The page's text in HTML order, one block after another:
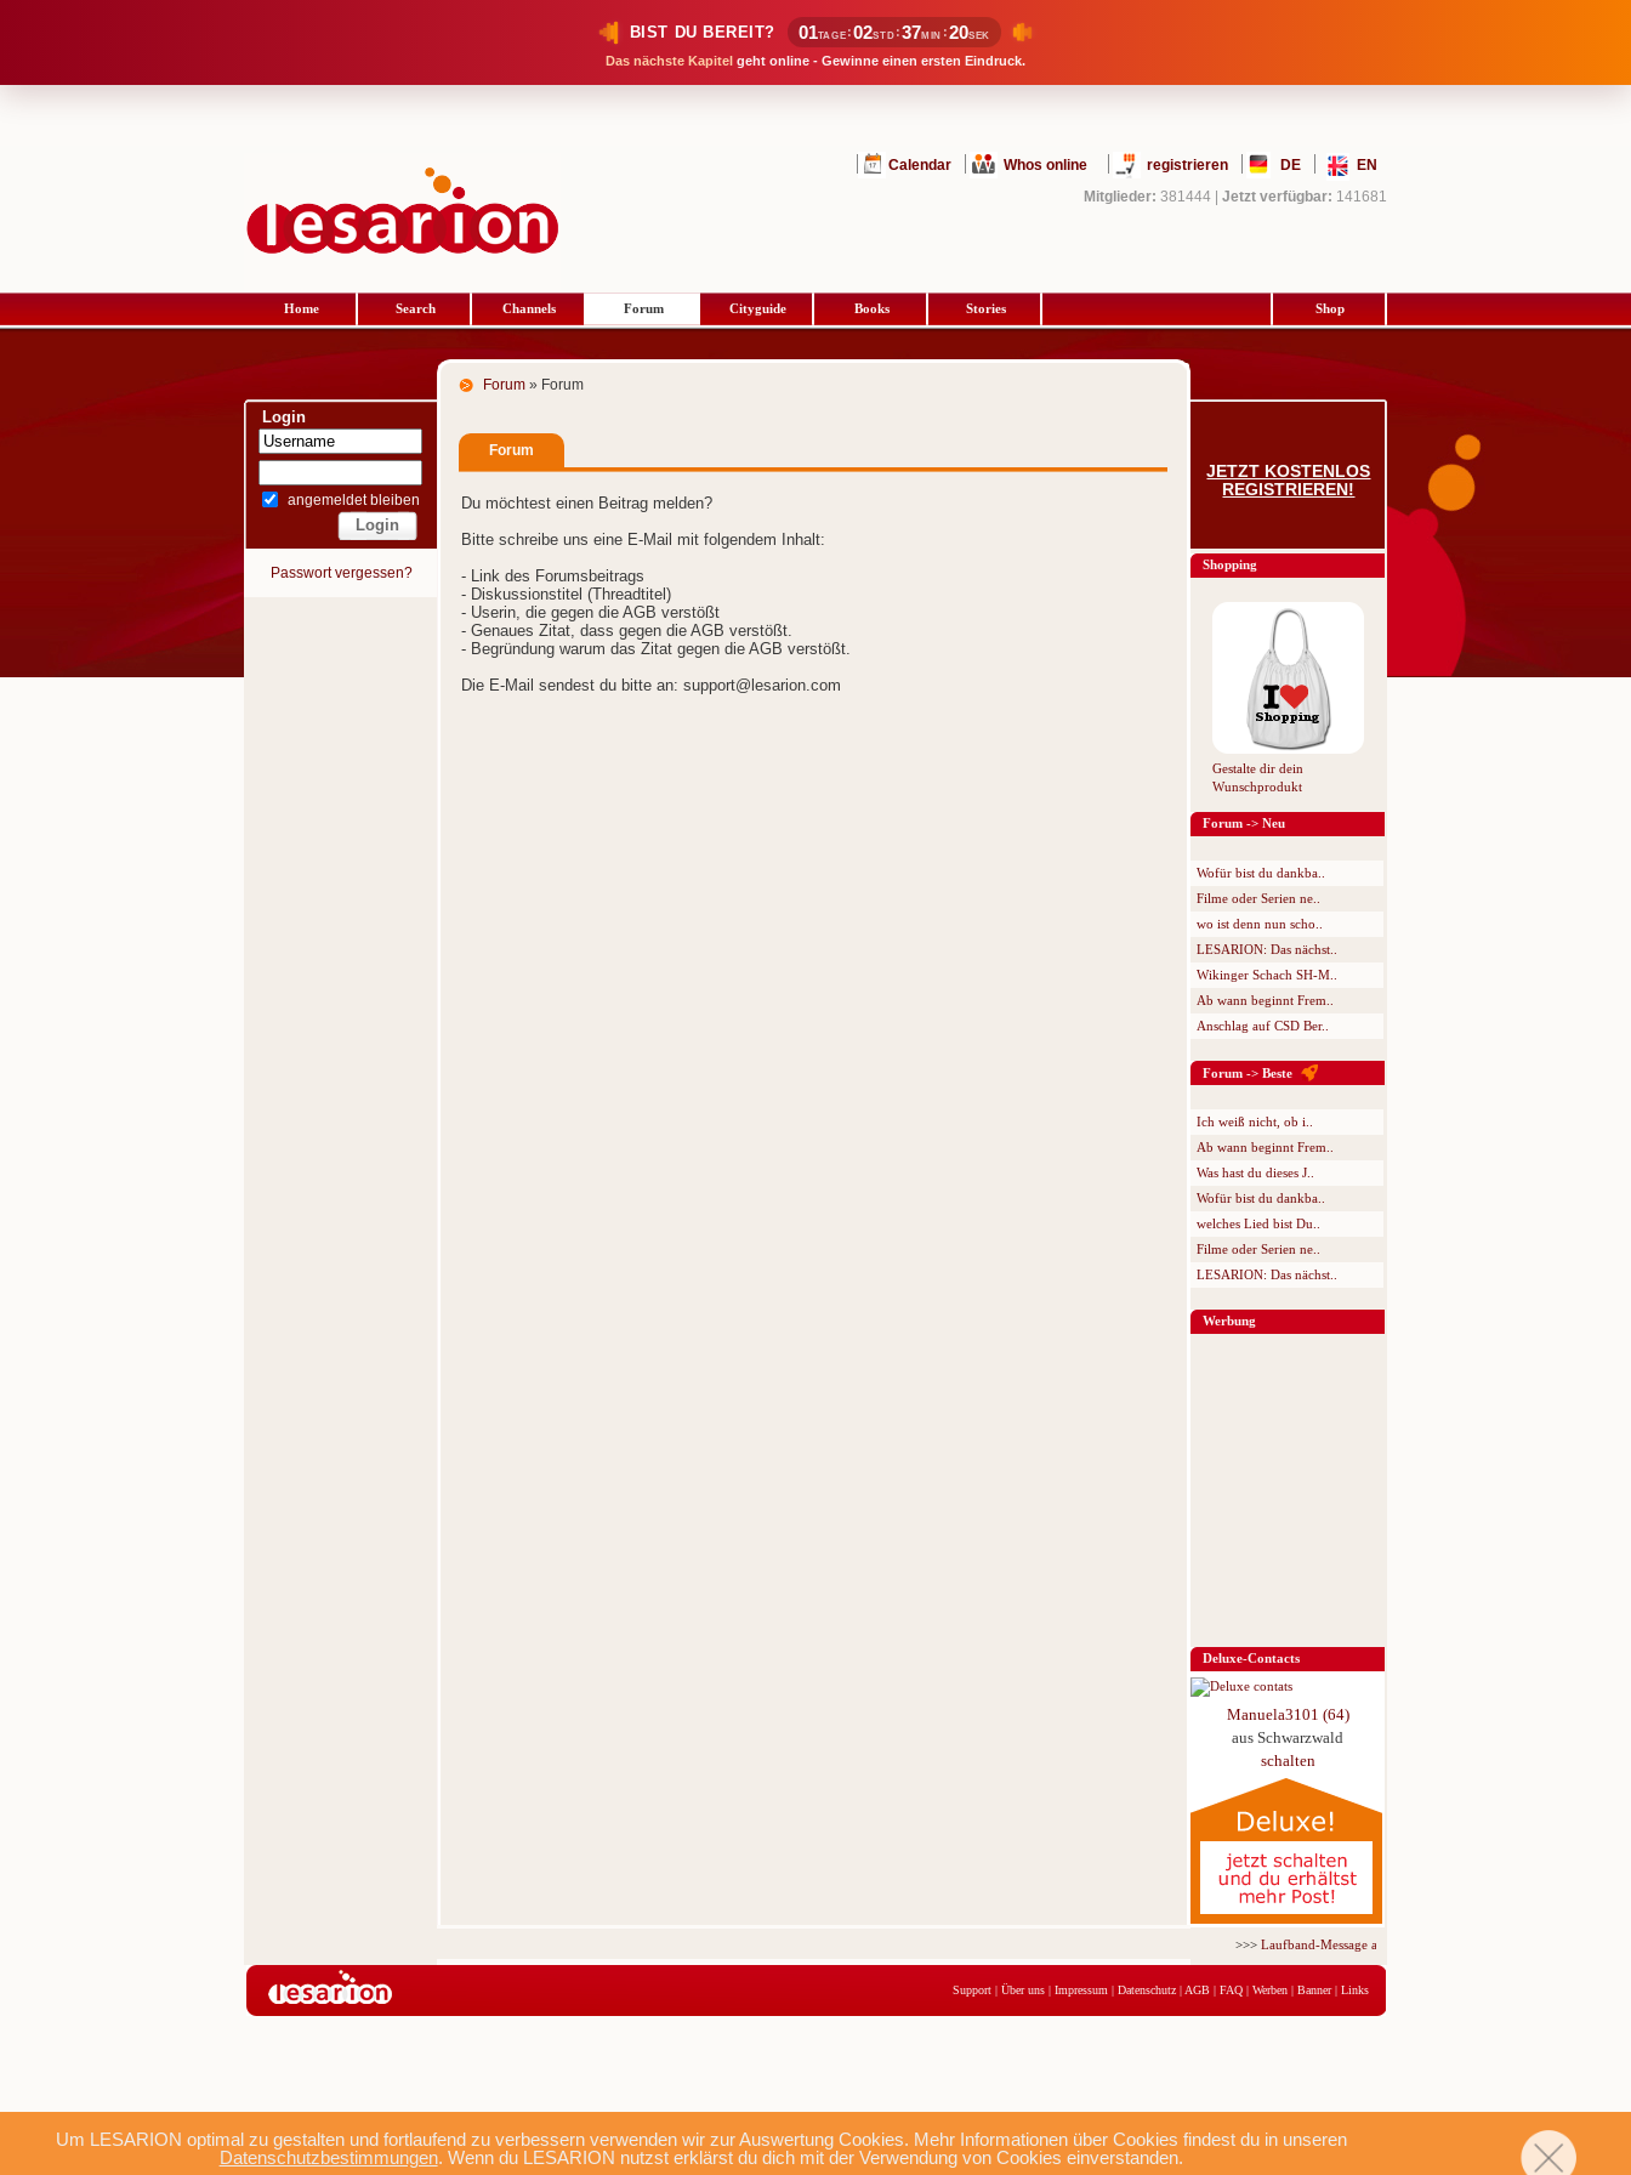
BIST DU BEREIT? 01TAGE :02STD :37MIN :20SEK
Das nächste Kapitel geht online - Gewinne einen ersten Eindruck.
Um LESARION optimal zu gestalten und fortlaufend zu verbessern verwenden wir zur Auswertung Cookies. Mehr Informationen über Cookies findest du in unseren
Datenschutzbestimmungen. Wenn du LESARION nutzst erklärst du dich mit der Verwendung von Cookies einverstanden.
Calendar Whos online registrieren DE
EN
Mitglieder: 381444 Jetzt verfügbar: 141681
Home Search Channels Forum Cityguide Books Stories Shop
Login
angemeldet bleiben
Passwort vergessen?
Forum » Forum
Forum
Du möchtest einen Beitrag melden?
Bitte schreibe uns eine E-Mail mit folgendem Inhalt:
- Link des Forumsbeitrags
- Diskussionstitel (Threadtitel)
- Userin, die gegen die AGB verstößt
- Genaues Zitat, dass gegen die AGB verstößt.
- Begründung warum das Zitat gegen die AGB verstößt.
Die E-Mail sendest du bitte an: support@lesarion.com
JETZT KOSTENLOS
REGISTRIEREN!
Shopping
Gestalte dir dein
Wunschprodukt
Forum -> Neu
Wofür bist du dankba..
Filme oder Serien ne..
wo ist denn nun scho..
LESARION: Das nächst..
Wikinger Schach SH-M..
Ab wann beginnt Frem..
Anschlag auf CSD Ber..
Forum -> Beste
Ich weiß nicht, ob i..
Ab wann beginnt Frem..
Was hast du dieses J..
Wofür bist du dankba..
welches Lied bist Du..
Filme oder Serien ne..
LESARION: Das nächst..
Werbung
Deluxe-Contacts
Manuela3101 (64)
aus Schwarzwald
schalten
>>>Laufband-Message ab nur 5,95 € für 3 Tage!
Support | Über uns | Impressum | Datenschutz | AGB | FAQ | Werben | Banner| Links